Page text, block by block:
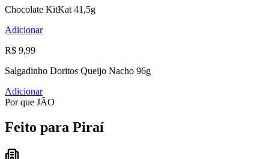
Chocolate KitKat 41,5g
Adicionar
R$ 9,99
Salgadinho Doritos Queijo Nacho 96g
Adicionar
Por que JÃO
Feito para Piraí